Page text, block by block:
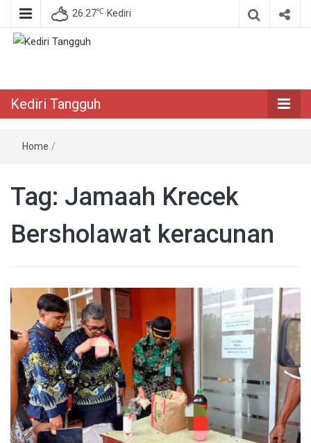
26.27℃ Kediri
Kediri Tangguh
Home /
Tag: Jamaah Krecek
Bersholawat keracunan